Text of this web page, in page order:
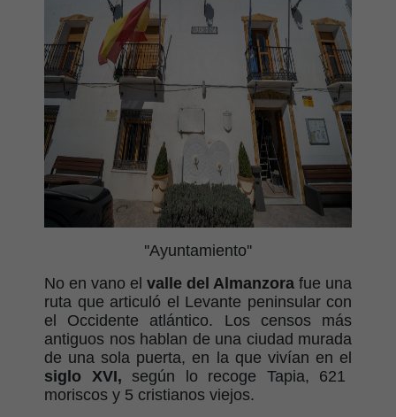
''Ayuntamiento''
No en vano el valle del Almanzora fue una
ruta que articuló el Levante peninsular con
el Occidente atlántico. Los censos más
antiguos nos hablan de una ciudad murada
de una sola puerta, en la que vivían en el
siglo XVI, según lo recoge Tapia, 621
moriscos y 5 cristianos viejos.